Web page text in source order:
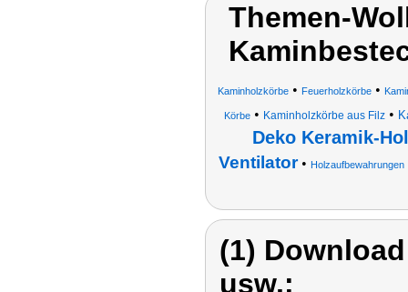
Themen-
Kaminholzkörbe • Feuerholzkörbe •
Körbe• Kaminholzkörbe aus Filz•
Deko Keramik-
Ventilator• Holzaufbewahrungen
(1)
usw.: